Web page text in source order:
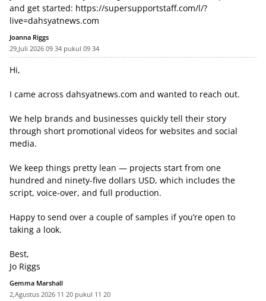
and get started: https://supersupportstaff.com/l/?
live=dahsyatnews.com
Joanna Riggs
29,Juli 2026 09 34 pukul 09 34
Hi,
I came across dahsyatnews.com and wanted to reach out.
We help brands and businesses quickly tell their story
through short promotional videos for websites and social
media.
We keep things pretty lean — projects start from one
hundred and ninety-five dollars USD, which includes the
script, voice-over, and full production.
Happy to send over a couple of samples if you’re open to
taking a look.
Best,
Jo Riggs
Gemma Marshall
2,Agustus 2026 11 20 pukul 11 20